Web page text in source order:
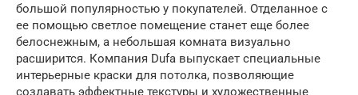
большой популярностью у покупателей. Отделанное с
ее помощью светлое помещение станет еще более
белоснежным, а небольшая комната визуально
расширится. Компания Dufa выпускает специальные
интерьерные краски для потолка, позволяющие
создавать эффектные текстуры и художественные